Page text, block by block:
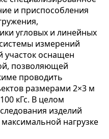
и приспособления
угловых и линейных
измерений
участок оснащен
позволяющей
проводить
размерами 2×3 м
кГс. В целом
изделий
нагрузке